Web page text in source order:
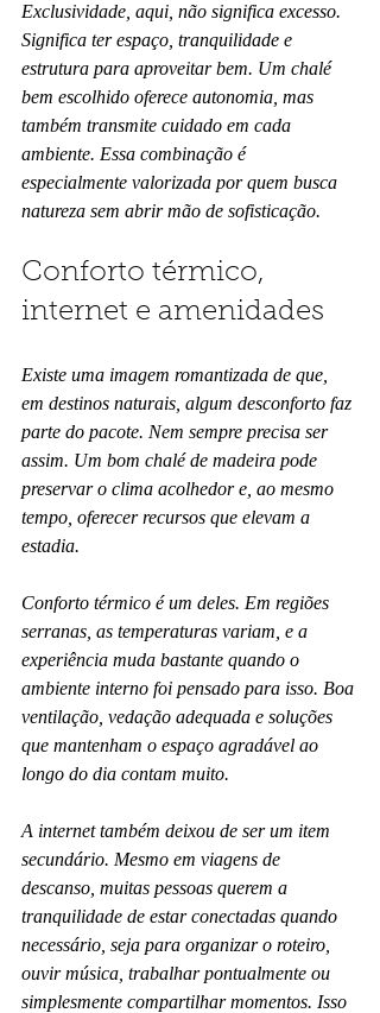
Exclusividade, aqui, não significa excesso.
Significa ter espaço, tranquilidade e
estrutura para aproveitar bem. Um chalé
bem escolhido oferece autonomia, mas
também transmite cuidado em cada
ambiente. Essa combinação é
especialmente valorizada por quem busca
natureza sem abrir mão de sofisticação.
Conforto térmico,
internet e amenidades
Existe uma imagem romantizada de que,
em destinos naturais, algum desconforto faz
parte do pacote. Nem sempre precisa ser
assim. Um bom chalé de madeira pode
preservar o clima acolhedor e, ao mesmo
tempo, oferecer recursos que elevam a
estadia.
Conforto térmico é um deles. Em regiões
serranas, as temperaturas variam, e a
experiência muda bastante quando o
ambiente interno foi pensado para isso. Boa
ventilação, vedação adequada e soluções
que mantenham o espaço agradável ao
longo do dia contam muito.
A internet também deixou de ser um item
secundário. Mesmo em viagens de
descanso, muitas pessoas querem a
tranquilidade de estar conectadas quando
necessário, seja para organizar o roteiro,
ouvir música, trabalhar pontualmente ou
simplesmente compartilhar momentos. Isso